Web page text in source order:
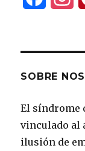
o
o
g
SOBRE
El síndrome
vinculado al
ilusión de